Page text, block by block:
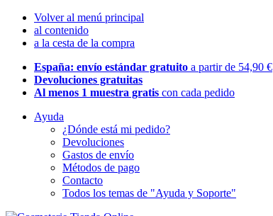
Volver al menú principal
al contenido
a la cesta de la compra
España: envío estándar gratuito a partir de 54,90 €
Devoluciones gratuitas
Al menos 1 muestra gratis con cada pedido
Ayuda
¿Dónde está mi pedido?
Devoluciones
Gastos de envío
Métodos de pago
Contacto
Todos los temas de "Ayuda y Soporte"